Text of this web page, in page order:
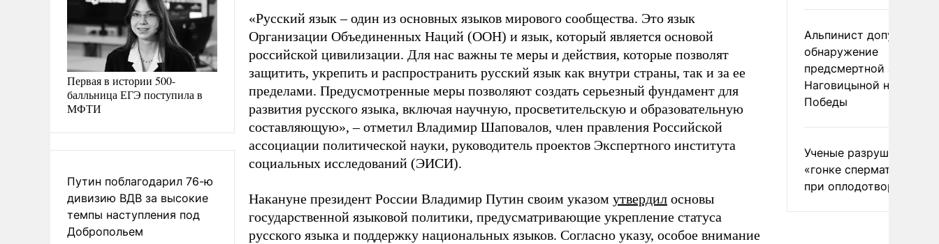
Первая в истории 500-
балльница ЕГЭ поступила в
МФТИ
Путин поблагодарил 76-ю
дивизию ВДВ за высокие
темпы наступления под
Добропольем
«Русский язык – один из основных языков мирового сообщества. Это язык
Организации Объединенных Наций (ООН) и язык, который является основой
российской цивилизации. Для нас важны те меры и действия, которые позволят
защитить, укрепить и распространить русский язык как внутри страны, так и за ее
пределами. Предусмотренные меры позволяют создать серьезный фундамент для
развития русского языка, включая научную, просветительскую и образовательную
составляющую», – отметил Владимир Шаповалов, член правления Российской
ассоциации политической науки, руководитель проектов Экспертного института
социальных исследований (ЭИСИ).
Накануне президент России Владимир Путин своим указом утвердил основы
государственной языковой политики, предусматривающие укрепление статуса
русского языка и поддержку национальных языков. Согласно указу, особое внимание
Альпинист допустил
обнаружение
предсмертной записки
Наговицыной на пике
Победы
Ученые разрушили миф
«гонке
при оплодотворении